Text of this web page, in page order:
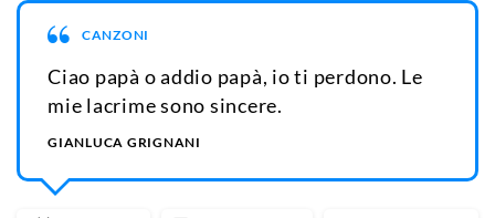
CANZONI
Ciao papà o addio papà, io ti perdono. Le
mie lacrime sono sincere.
GIANLUCA GRIGNANI